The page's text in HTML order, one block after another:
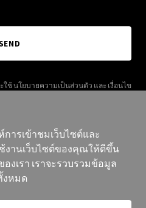
ใช้นโยบายความเป็นส่วนตัว และ เงื่อนไข
- สงวนสิทธิ์ทุกประการ
การเข้าชมเว็บไซต์และ
งานเว็บไซต์ของคุณให้ดีขึ้น
งเรา เราจะรวบรวมข้อมูล
หมด